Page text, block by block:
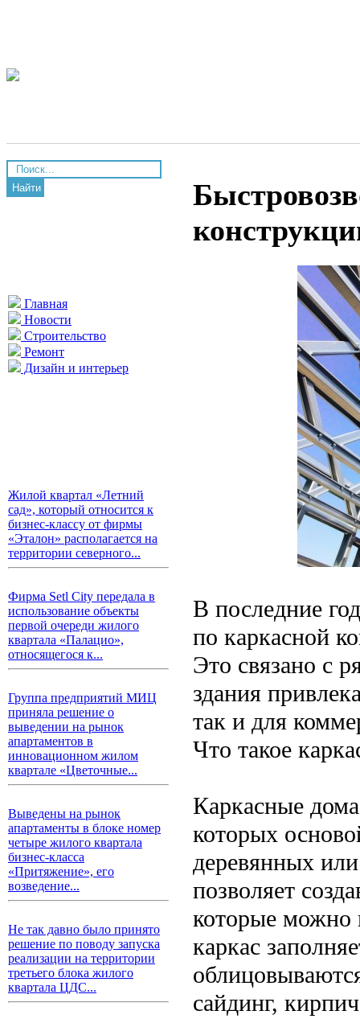
Найти
Главная
Новости
Строительство
Ремонт
Дизайн и интерьер
Жилой квартал «Летний
сад», который относится к
бизнес-классу от фирмы
«Эталон» располагается на
территории северного...
Фирма Setl City передала в
использование объекты
первой очереди жилого
квартала «Палацио»,
относящегося к...
Группа предприятий МИЦ
приняла решение о
выведении на рынок
апартаментов в
инновационном жилом
квартале «Цветочные...
Выведены на рынок
апартаменты в блоке номер
четыре жилого квартала
бизнес-класса
«Притяжение», его
возведение...
Не так давно было принято
решение по поводу запуска
реализации на территории
третьего блока жилого
квартала ЦДС...
В последние
по каркасной
Это связано с
здания
так и для
Что такое
Каркасные
которых
деревянных
позволяет
которые можно
каркас
сайдинг,